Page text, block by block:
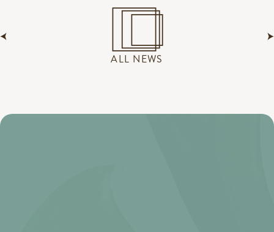
ALL NEWS